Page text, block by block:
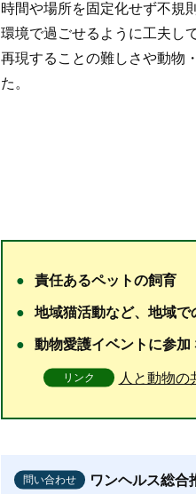
時間や場所を固定化せず不規
環境で過ごせるように工夫し
再現することの難しさや動物
た。
責任あるペットの飼育
地域猫活動など、地域で
動物愛護イベントに参加
リンク 人と動物の
問い合わせ ワンヘルス総合